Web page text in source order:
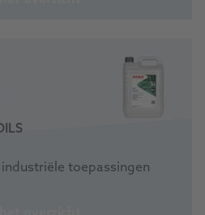
toepassingen